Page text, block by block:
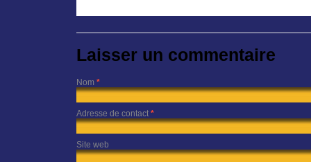
Laisser un commentaire
Nom *
Adresse de contact *
Site web